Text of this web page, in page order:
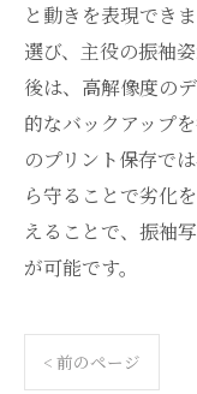
と動きを表現でき
選び、主役の振袖
後は、高解像度の
的なバックアップ
のプリント保存で
ら守ることで劣化
えることで、振袖
が可能です。
< 前のページ